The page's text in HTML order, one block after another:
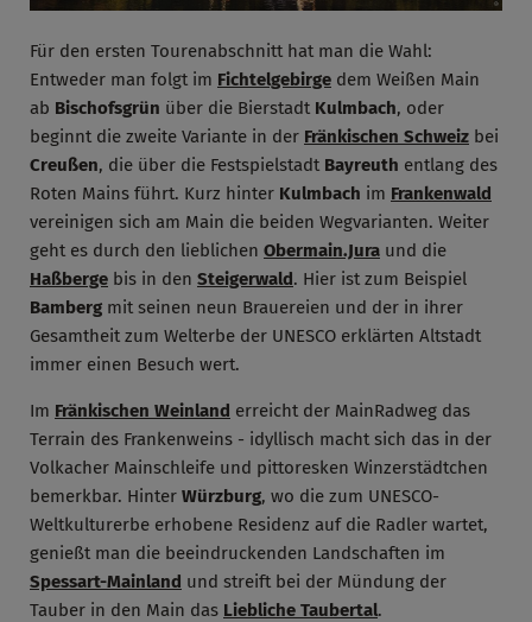
Für den ersten Tourenabschnitt hat man die Wahl:
Entweder man folgt im Fichtelgebirge dem Weißen Main
ab Bischofsgrün über die Bierstadt Kulmbach, oder
beginnt die zweite Variante in der Fränkischen Schweiz bei
Creußen, die über die Festspielstadt Bayreuth entlang des
Roten Mains führt. Kurz hinter Kulmbach im Frankenwald
vereinigen sich am Main die beiden Wegvarianten. Weiter
geht es durch den lieblichen Obermain.Jura und die
Haßberge bis in den Steigerwald. Hier ist zum Beispiel
Bamberg mit seinen neun Brauereien und der in ihrer
Gesamtheit zum Welterbe der UNESCO erklärten Altstadt
immer einen Besuch wert.
Im Fränkischen Weinland erreicht der MainRadweg das
Terrain des Frankenweins - idyllisch macht sich das in der
Volkacher Mainschleife und pittoresken Winzerstädtchen
bemerkbar. Hinter Würzburg, wo die zum UNESCO-
Weltkulturerbe erhobene Residenz auf die Radler wartet,
genießt man die beeindruckenden Landschaften im
Spessart-Mainland und streift bei der Mündung der
Tauber in den Main das Liebliche Taubertal.